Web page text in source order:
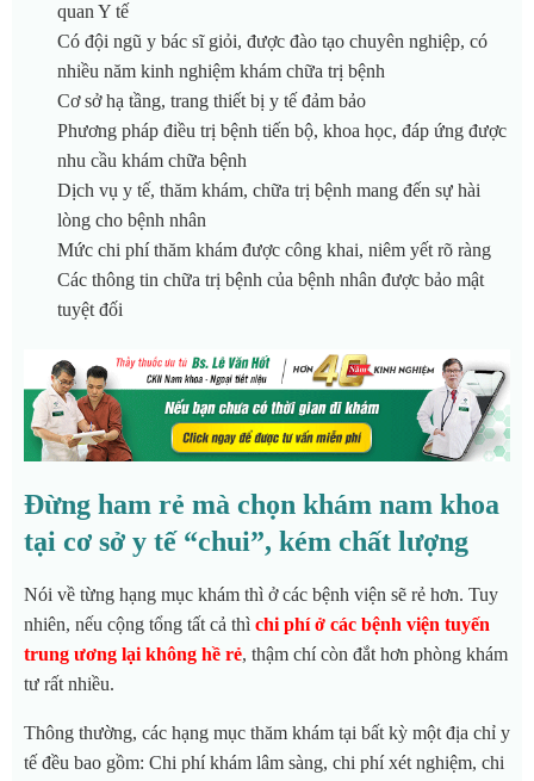
quan Y tế
Có đội ngũ y bác sĩ giỏi, được đào tạo chuyên nghiệp, có
nhiều năm kinh nghiệm khám chữa trị bệnh
Cơ sở hạ tầng, trang thiết bị y tế đảm bảo
Phương pháp điều trị bệnh tiến bộ, khoa học, đáp ứng được
nhu cầu khám chữa bệnh
Dịch vụ y tế, thăm khám, chữa trị bệnh mang đến sự hài
lòng cho bệnh nhân
Mức chi phí thăm khám được công khai, niêm yết rõ ràng
Các thông tin chữa trị bệnh của bệnh nhân được bảo mật
tuyệt đối
Đừng ham rẻ mà chọn khám nam khoa
tại cơ sở y tế “chui”, kém chất lượng
Nói về từng hạng mục khám thì ở các bệnh viện sẽ rẻ hơn. Tuy
nhiên, nếu cộng tổng tất cả thì chi phí ở các bệnh viện tuyến
trung ương lại không hề rẻ, thậm chí còn đắt hơn phòng khám
tư rất nhiều.
Thông thường, các hạng mục thăm khám tại bất kỳ một địa chỉ y
tế đều bao gồm: Chi phí khám lâm sàng, chi phí xét nghiệm, chi